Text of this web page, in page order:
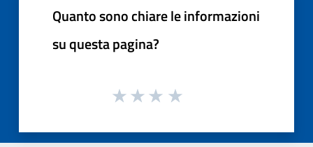
Quanto sono chiare le informazioni
su questa pagina?